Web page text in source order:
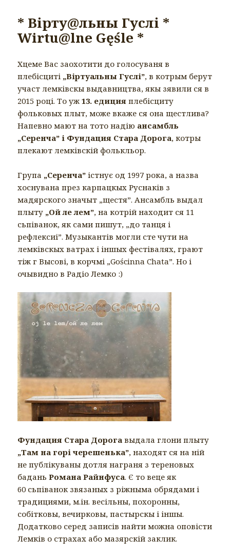
* Вірту@льны Гуслі *
Wirtu@lne Gęśle *
Хцеме Вас заохотити до голосуваня в
плебісциті „Віртуальны Гуслі”, в котрым берут
участ лемківскы выдавництва, якы зявили ся в
2015 році. То уж13. едиция плебісциту
фольковых плыт, може вкаже ся она щестлива?
Напевно мают на тото надію ансамбль
„Серенча” і Фундация Стара Дорога, котры
плекают лемківскій фолькльор.
Група „Серенча” істнує од 1997 рока, а назва
хоснувана през карпацкых Руснаків з
мадярского значыт „щестя”. Ансамбль выдал
плыту „Ой ле лем”, на котрій находит ся 11
сьпіванок, як сами пишут, „до танця і
рефлексиі”. Музыкантів могли сте чути на
лемківскых ватрах і іншых фестівалях, грают
тіж г Высові, в корчмі „Gościnna Chata”. Но і
очывидно в Радіо Лемко :)
Фундация Стара Дорога выдала глони плыту
„Там на горі черешенька”, находят ся на ній
не публікуваны дотля награня з тереновых
баданьРомана Райнфуса. Є то веце як
60 сьпіванок звязаных з ріжныма обрядами і
традициями, м.ін. весільны, похоронны,
собітковы, вечирковы, пастырскы і іншы.
Додатково серед записів найти можна оповісти
Лемків о страхах або мазярскій заклик.